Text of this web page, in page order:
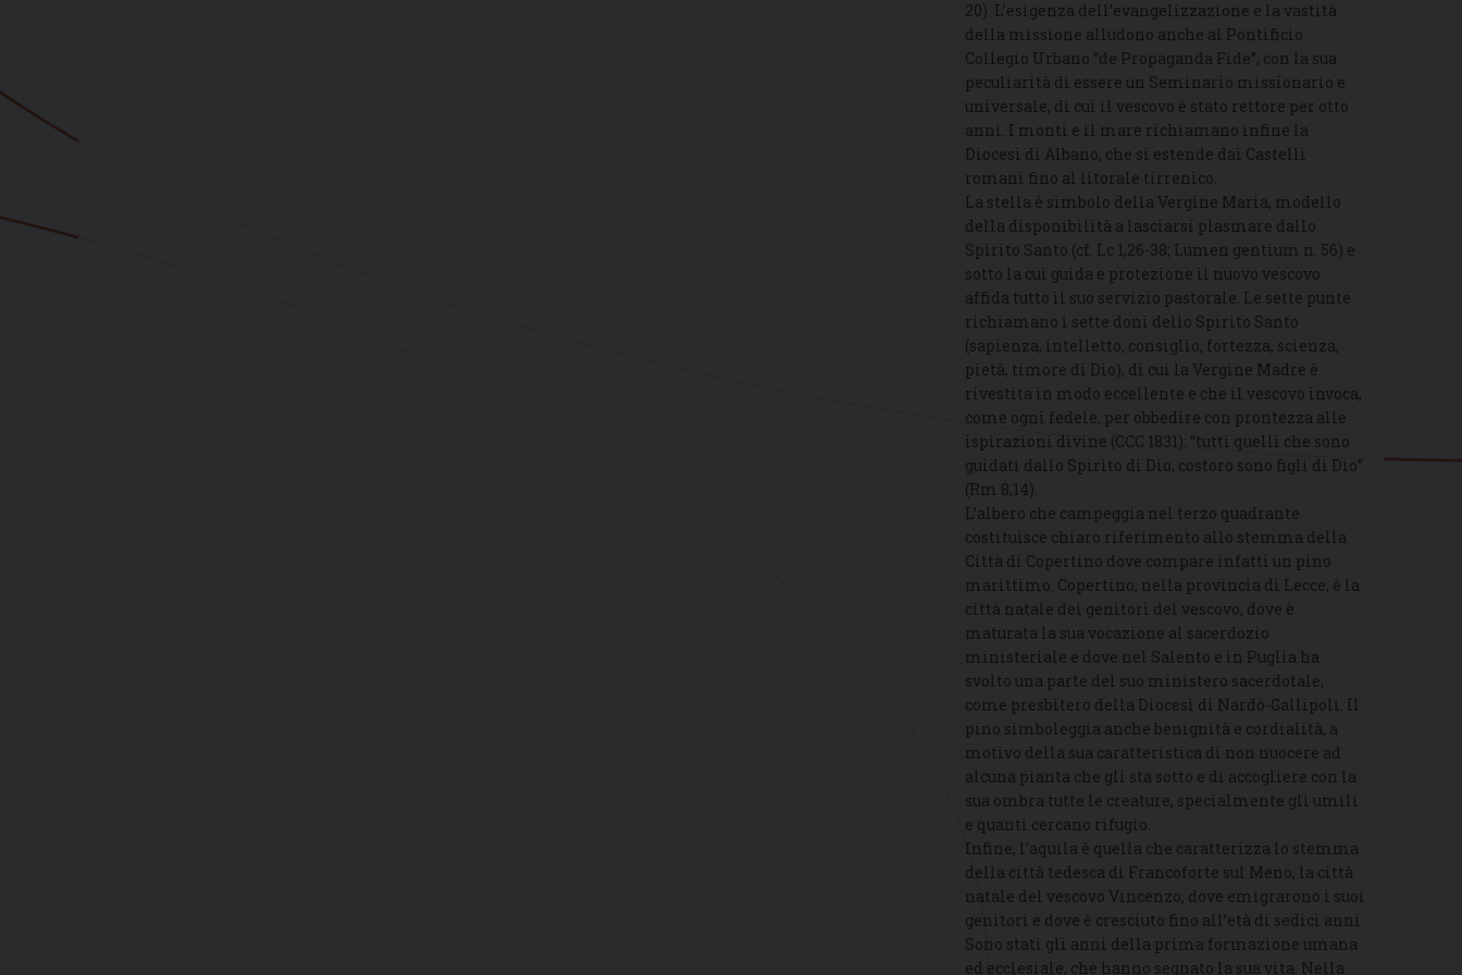
20). L’esigenza dell’evangelizzazione e la vastità
della missione alludono anche al Pontificio
Collegio Urbano “de Propaganda Fide”, con la sua
peculiarità di essere un Seminario missionario e
universale, di cui il vescovo è stato rettore per otto
anni. I monti e il mare richiamano infine la
Diocesi di Albano, che si estende dai Castelli
romani fino al litorale tirrenico.
La stella è simbolo della Vergine Maria, modello
della disponibilità a lasciarsi plasmare dallo
Spirito Santo (cf. Lc 1,26-38; Lumen gentium n. 56) e
sotto la cui guida e protezione il nuovo vescovo
affida tutto il suo servizio pastorale. Le sette punte
richiamano i sette doni dello Spirito Santo
(sapienza, intelletto, consiglio, fortezza, scienza,
pietà, timore di Dio), di cui la Vergine Madre è
rivestita in modo eccellente e che il vescovo invoca,
come ogni fedele, per obbedire con prontezza alle
ispirazioni divine (CCC 1831): “tutti quelli che sono
guidati dallo Spirito di Dio, costoro sono figli di Dio”
(Rm 8,14).
L’albero che campeggia nel terzo quadrante
costituisce chiaro riferimento allo stemma della
Città di Copertino dove compare infatti un pino
marittimo. Copertino, nella provincia di Lecce, è la
città natale dei genitori del vescovo, dove è
maturata la sua vocazione al sacerdozio
ministeriale e dove nel Salento e in Puglia ha
svolto una parte del suo ministero sacerdotale,
come presbitero della Diocesi di Nardò-Gallipoli. Il
pino simboleggia anche benignità e cordialità, a
motivo della sua caratteristica di non nuocere ad
alcuna pianta che gli sta sotto e di accogliere con la
sua ombra tutte le creature, specialmente gli umili
e quanti cercano rifugio.
Infine, l’aquila è quella che caratterizza lo stemma
della città tedesca di Francoforte sul Meno, la città
natale del vescovo Vincenzo, dove emigrarono i suoi
genitori e dove è cresciuto fino all’età di sedici anni.
Sono stati gli anni della prima formazione umana
ed ecclesiale, che hanno segnato la sua vita. Nella